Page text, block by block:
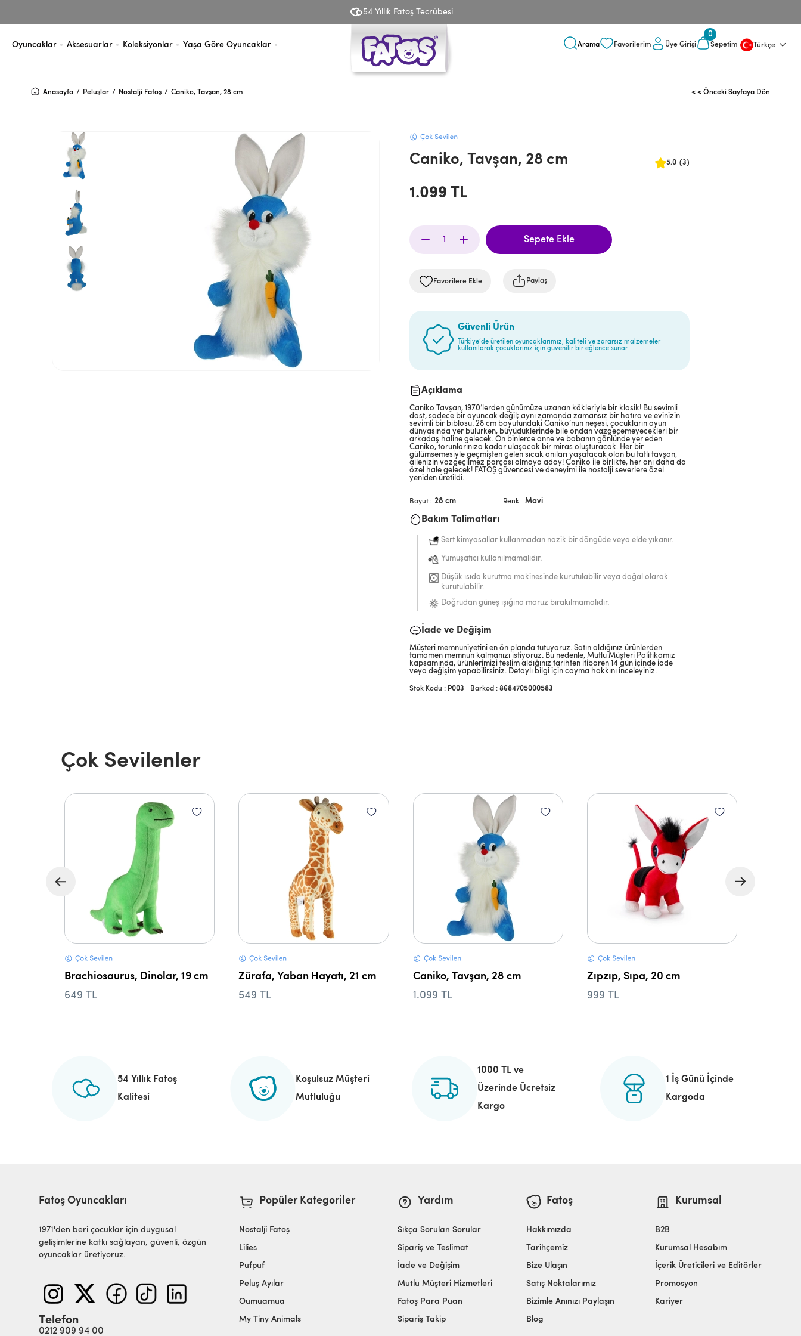
54 Yıllık Fatoş Tecrübesi
Oyuncaklar Aksesuarlar Koleksiyonlar Yaşa Göre Oyuncaklar Favorilerim Üye Girişi Sepetim
0
Türkçe
Anasayfa Peluşlar Nostalji Fatoş Caniko, Tavşan, 28 cm < < Önceki Sayfaya Dön
Caniko, Tavşan, 28 cm 5.0 (3)
1.099 TL
Favorilere Ekle Paylaş
Güvenli Ürün
Türkiye’de üretilen oyuncaklarımız, kaliteli ve zararsız malzemeler
kullanılarak çocuklarınız için güvenilir bir eğlence sunar.
Açıklama
Caniko Tavşan, 1970’lerden günümüze uzanan kökleriyle bir klasik! Bu sevimli
dost, sadece bir oyuncak değil; aynı zamanda zamansız bir hatıra ve evinizin
sevimli bir biblosu. 28 cm boyutundaki Caniko’nun neşesi, çocukların oyun
dünyasında yer bulurken, büyüdüklerinde bile ondan vazgeçemeyecekleri bir
arkadaş haline gelecek. On binlerce anne ve babanın gönlünde yer eden
Caniko, torunlarınıza kadar ulaşacak bir miras oluşturacak. Her bir
gülümsemesiyle geçmişten gelen sıcak anıları yaşatacak olan bu tatlı tavşan,
ailenizin vazgeçilmez parçası olmaya aday! Caniko ile birlikte, her anı daha da
özel hale gelecek! FATOŞ güvencesi ve deneyimi ile nostalji severlere özel
yeniden üretildi.
Boyut 28 cm Renk Mavi
Bakım Talimatları
Sert kimyasallar kullanmadan nazik bir döngüde veya elde yıkanır.
Yumuşatıcı kullanılmamalıdır.
Düşük ısıda kurutma makinesinde kurutulabilir veya doğal olarak
kurutulabilir.
Doğrudan güneş ışığına maruz bırakılmamalıdır.
İade ve Değişim
Müşteri memnuniyetini en ön planda tutuyoruz. Satın aldığınız ürünlerden
tamamen memnun kalmanızı istiyoruz. Bu nedenle, Mutlu Müşteri Politikamız
kapsamında, ürünlerimizi teslim aldığınız tarihten itibaren 14 gün içinde iade
veya değişim yapabilirsiniz. Detaylı bilgi için cayma hakkını inceleyiniz.
P003 Barkod : 8684705000583
Çok Sevilenler
Brachiosaurus, Dinolar, 19 cm
649 TL
Zürafa, Yaban Hayatı, 21 cm
549 TL
Caniko, Tavşan, 28 cm
1.099 TL
Zıpzıp, Sıpa, 20 cm
999 TL
54 Yıllık Fatoş
Kalitesi
Koşulsuz Müşteri
Mutluluğu
1000 TL ve
Üzerinde Ücretsiz
Kargo
1 İş Günü İçinde
Kargoda
Fatoş Oyuncakları
1971'den beri çocuklar için duygusal
gelişimlerine katkı sağlayan, güvenli, özgün
oyuncaklar üretiyoruz.
Telefon
0212 909 94 00
Popüler Kategoriler
Nostalji Fatoş
Lilies
Pufpuf
Peluş Ayılar
Oumuamua
My Tiny Animals
Yardım
Sıkça Sorulan Sorular
Sipariş ve Teslimat
İade ve Değişim
Mutlu Müşteri Hizmetleri
Fatoş Para Puan
Sipariş Takip
Fatoş
Hakkımızda
Tarihçemiz
Bize Ulaşın
Satış Noktalarımız
Bizimle Anınızı Paylaşın
Blog
Kurumsal
B2B
Kurumsal Hesabım
İçerik Üreticileri ve Editörler
Promosyon
Kariyer